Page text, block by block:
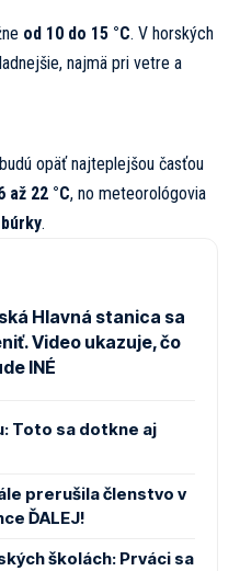
od 10 do 15 °C. V horských
najmä pri vetre a
opäť najteplejšou časťou
až 22 °C, no meteorológovia
.
Hlavná stanica sa
Video ukazuje, čo
INÉ
Toto sa dotkne aj
prerušila členstvo v
ĎALEJ!
školách: Prváci sa